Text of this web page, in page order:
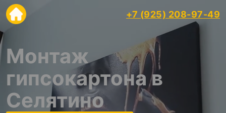
+7 (925) 208-97-49
Монтаж
гипсокартона в
Селятино